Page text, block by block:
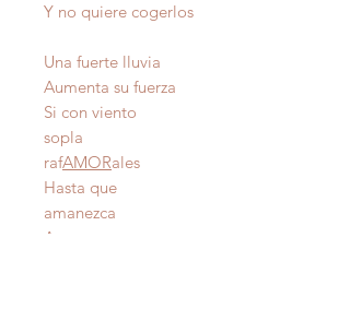
Y no quiere cogerlos
Una fuerte lluvia
Aumenta su fuerza
Si con viento
sopla
rafAMORales
Hasta que
amanezca
Autor